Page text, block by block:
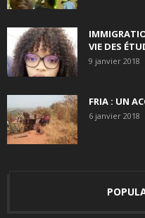
VIE DES
9 janvier 2018
FRIA : UN
6 janvier 2018